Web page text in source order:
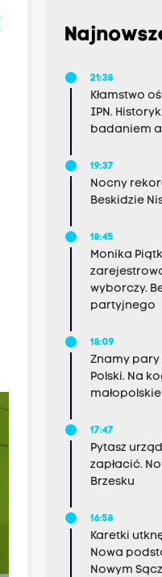
21:38
Kłamstwo
IPN.
badaniem
19:37
Nocny
Beskidzie
18:45
Monika
wyborczy.
partyjnego
18:09
Znamy pary
Polski. Na
17:47
Pytasz
zapłacić.
Brzesku
16:58
Karetki
Nowa
Nowym